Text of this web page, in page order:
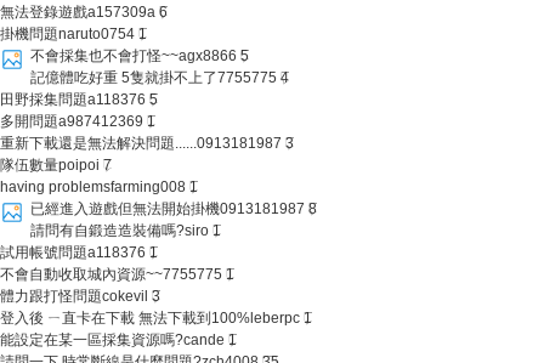
無法登錄遊戲a157309a 6
掛機問題naruto0754 1
不會採集也不會打怪~~agx8866 5
記億體吃好重 5隻就掛不上了7755775 4
田野採集問題a118376 5
多開問題a987412369 1
重新下載還是無法解決問題......0913181987 3
隊伍數量poipoi 7
having problemsfarming008 1
已經進入遊戲但無法開始掛機0913181987 8
請問有自鍛造造裝備嗎?siro 1
試用帳號問題a118376 1
不會自動收取城內資源~~7755775 1
體力跟打怪問題cokevil 3
登入後 ㄧ直卡在下載 無法下載到100% leberpc 1
能設定在某一區採集資源嗎?cande 1